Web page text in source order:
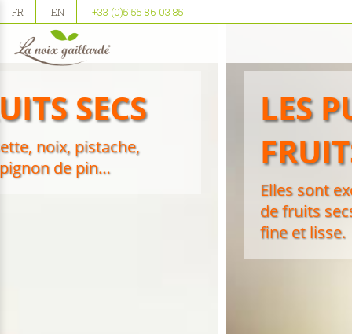
LES PURÉES 100%
FRUITS SECS
Elles sont exclusivement composées
de fruits secs broyés avec une texture
FR EN +33 (0)5 55 86 03 85